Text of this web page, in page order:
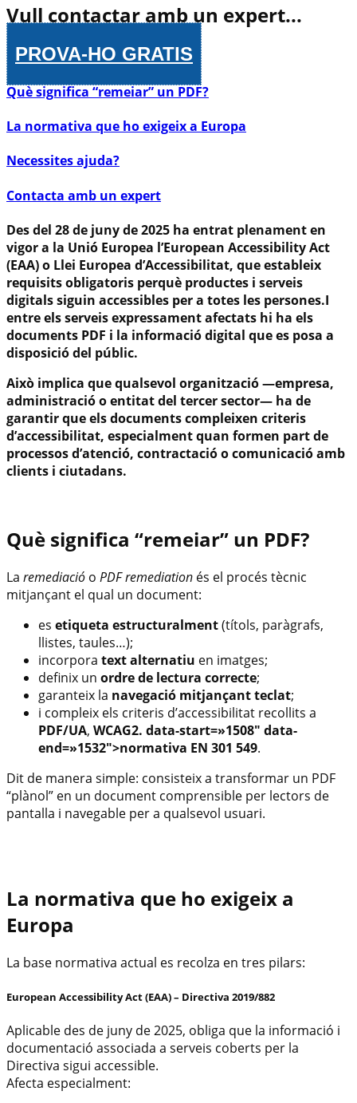
Vull contactar amb un expert...
PROVA-HO GRATIS
Què significa “remeiar” un PDF?
La normativa que ho exigeix ​​a Europa
Necessites ajuda?
Contacta amb un expert
Des del 28 de juny de 2025 ha entrat plenament en
vigor a la Unió Europea l’European Accessibility Act
(EAA) o Llei Europea d’Accessibilitat, que estableix
requisits obligatoris perquè productes i serveis
digitals siguin accessibles per a totes les persones.I
entre els serveis expressament afectats hi ha els
documents PDF i la informació digital que es posa a
disposició del públic.
Això implica que qualsevol organització —empresa,
administració o entitat del tercer sector— ha de
garantir que els documents compleixen criteris
d’accessibilitat, especialment quan formen part de
processos d’atenció, contractació o comunicació amb
clients i ciutadans.
Què significa “remeiar” un PDF?
La remediació o PDF remediation és el procés tècnic
mitjançant el qual un document:
es etiqueta estructuralment(títols, paràgrafs,
llistes, taules…);
incorpora text alternatiu en imatges;
definix un ordre de lectura correcte;
garanteix la navegació mitjançant teclat;
i compleix els criteris d’accessibilitat recollits a
PDF/UA, WCAG2. data-start=»1508″ data-
end=»1532″>normativa EN 301 549.
Dit de manera simple: consisteix a transformar un PDF
“plànol” en un document comprensible per lectors de
pantalla i navegable per a qualsevol usuari.
La normativa que ho exigeix ​​a
Europa
La base normativa actual es recolza en tres pilars:
European Accessibility Act (EAA) – Directiva 2019/882
Aplicable des de juny de 2025, obliga que la informació i
documentació associada a serveis coberts per la
Directiva sigui accessible.
Afecta especialment: